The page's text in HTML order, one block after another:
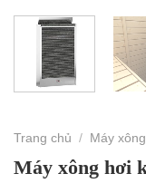
Trang chủ / Máy
Máy xông hơi